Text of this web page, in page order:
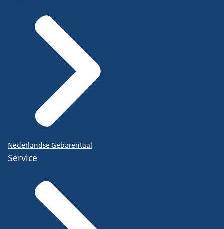
Nederlandse Gebarentaal
Service